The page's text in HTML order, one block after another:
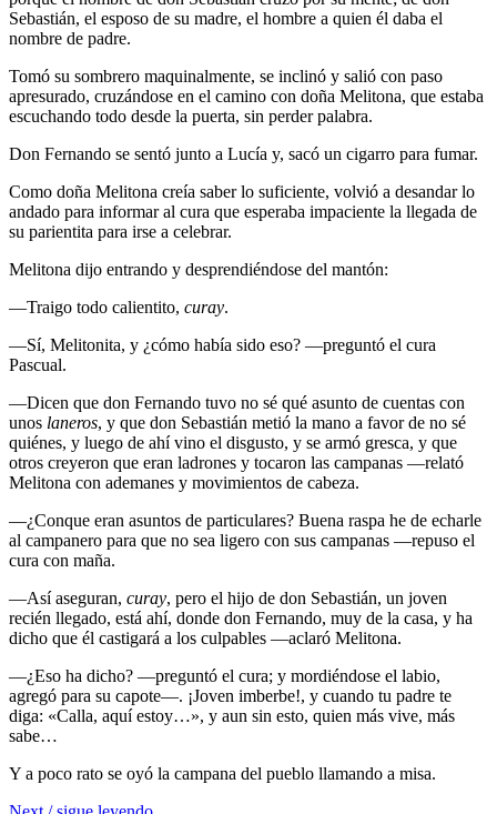
Sebastián, el esposo de su madre, el hombre a quien él daba el
nombre de padre.
Tomó su sombrero maquinalmente, se inclinó y salió con paso
apresurado, cruzándose en el camino con doña Melitona, que estaba
escuchando todo desde la puerta, sin perder palabra.
Don Fernando se sentó junto a Lucía y, sacó un cigarro para fumar.
Como doña Melitona creía saber lo suficiente, volvió a desandar lo
andado para informar al cura que esperaba impaciente la llegada de
su parientita para irse a celebrar.
Melitona dijo entrando y desprendiéndose del mantón:
—Traigo todo calientito, curay.
—Sí, Melitonita, y ¿cómo había sido eso? —preguntó el cura
Pascual.
—Dicen que don Fernando tuvo no sé qué asunto de cuentas con
unos laneros, y que don Sebastián metió la mano a favor de no sé
quiénes, y luego de ahí vino el disgusto, y se armó gresca, y que
otros creyeron que eran ladrones y tocaron las campanas —relató
Melitona con ademanes y movimientos de cabeza.
—¿Conque eran asuntos de particulares? Buena raspa he de echarle
al campanero para que no sea ligero con sus campanas —repuso el
cura con maña.
—Así aseguran, curay, pero el hijo de don Sebastián, un joven
recién llegado, está ahí, donde don Fernando, muy de la casa, y ha
dicho que él castigará a los culpables —aclaró Melitona.
—¿Eso ha dicho? —preguntó el cura; y mordiéndose el labio,
agregó para su capote—. ¡Joven imberbe!, y cuando tu padre te
diga: «Calla, aquí estoy…», y aun sin esto, quien más vive, más
sabe…
Y a poco rato se oyó la campana del pueblo llamando a misa.